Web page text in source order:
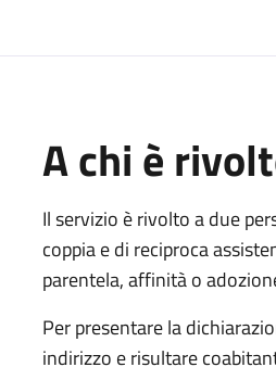
A chi è
Il servizio è rivolto a due
coppia e di reciproca
parentela, affinità o
Per presentare la
indirizzo e risultare